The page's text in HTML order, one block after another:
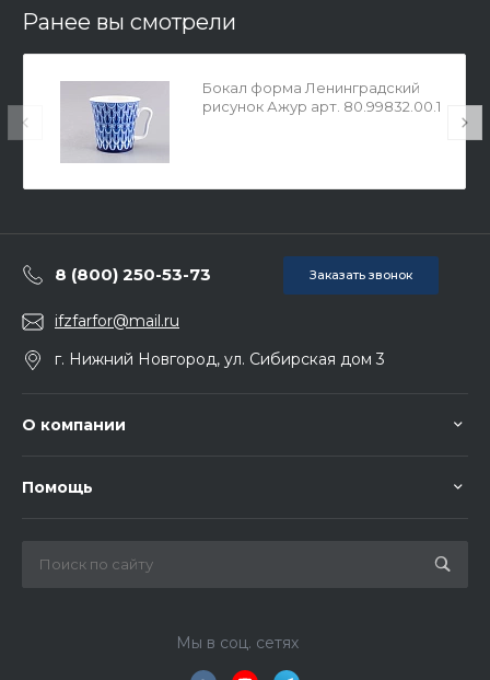
Ранее вы смотрели
Бокал форма Ленинградский
рисунок Ажур арт. 80.99832.00.1
8 (800) 250-53-73 Заказать звонок
ifzfarfor@mail.ru
г. Нижний Новгород, ул. Сибирская дом 3
О компании
Помощь
Мы в соц. сетях